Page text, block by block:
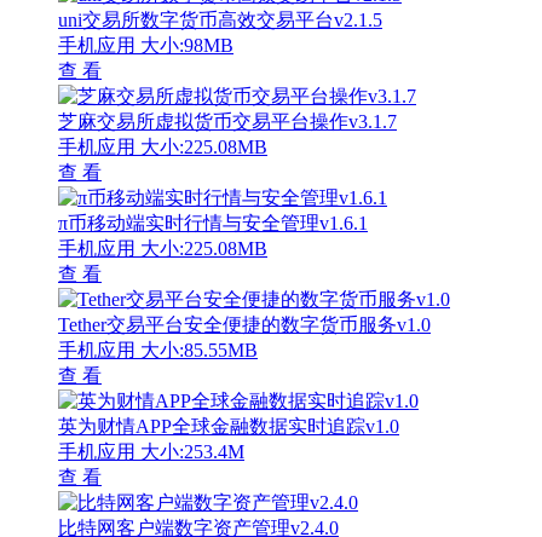
uni交易所数字货币高效交易平台v2.1.5
手机应用 大小:98MB
查 看
芝麻交易所虚拟货币交易平台操作v3.1.7
手机应用 大小:225.08MB
查 看
π币移动端实时行情与安全管理v1.6.1
手机应用 大小:225.08MB
查 看
Tether交易平台安全便捷的数字货币服务v1.0
手机应用 大小:85.55MB
查 看
英为财情APP全球金融数据实时追踪v1.0
手机应用 大小:253.4M
查 看
比特网客户端数字资产管理v2.4.0